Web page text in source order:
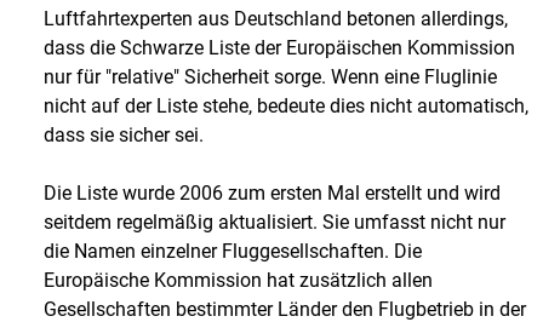
Luftfahrtexperten aus Deutschland betonen allerdings,
dass die Schwarze Liste der Europäischen Kommission
nur für "relative" Sicherheit sorge. Wenn eine Fluglinie
nicht auf der Liste stehe, bedeute dies nicht automatisch,
dass sie sicher sei.
Die Liste wurde 2006 zum ersten Mal erstellt und wird
seitdem regelmäßig aktualisiert. Sie umfasst nicht nur
die Namen einzelner Fluggesellschaften. Die
Europäische Kommission hat zusätzlich allen
Gesellschaften bestimmter Länder den Flugbetrieb in der